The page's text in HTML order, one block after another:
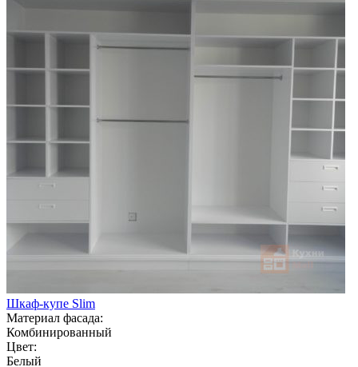
Шкаф-купе Slim
Материал фасада:
Комбинированный
Цвет:
Белый